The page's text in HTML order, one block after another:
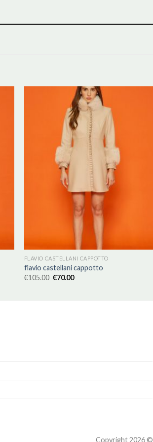
FLAVIO CASTELLANI CAPPOTTO
flavio castellani cappotto
€105.00 €70.00
Copyright 2026 ©